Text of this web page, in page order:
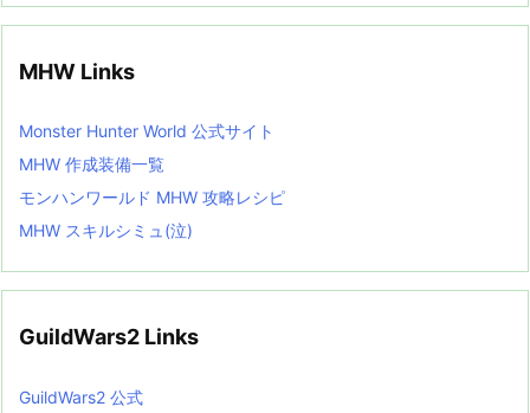
MHW Links
Monster Hunter World 公式サイト
MHW 作成装備一覧
モンハンワールド MHW 攻略レシピ
MHW スキルシミュ(泣)
GuildWars2 Links
GuildWars2 公式